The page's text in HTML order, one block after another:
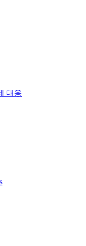
대응